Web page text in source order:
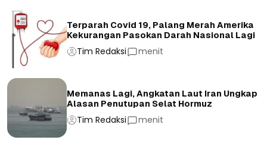
Terparah Covid 19, Palang Merah Amerika
Kekurangan Pasokan Darah Nasional Lagi
Tim Redaksi menit
Memanas Lagi, Angkatan Laut Iran Ungkap
Alasan Penutupan Selat Hormuz
Tim Redaksi menit